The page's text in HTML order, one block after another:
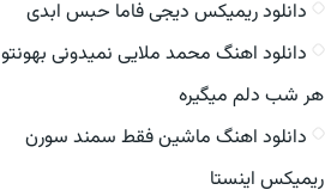
دانلود ریمیکس دیجی فاما حبس ابدی
دانلود اهنگ محمد ملایی نمیدونی بهونتو
هر شب دلم میگیره
دانلود اهنگ ماشین فقط سمند سورن
ریمیکس اینستا